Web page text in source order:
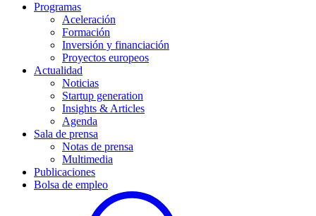
Programas
Aceleración
Formación
Inversión y financiación
Proyectos europeos
Actualidad
Noticias
Startup generation
Insights & Articles
Agenda
Sala de prensa
Notas de prensa
Multimedia
Publicaciones
Bolsa de empleo